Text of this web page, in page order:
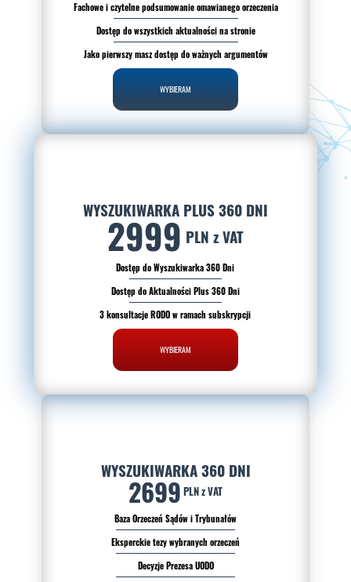
Fachowe i czytelne podsumowanie omawianego orzeczenia
Dostęp do wszystkich aktualności na stronie
Jako pierwszy masz dostęp do ważnych argumentów
WYBIERAM
WYSZUKIWARKA PLUS 360 DNI
2999 PLN z VAT
Dostęp do Wyszukiwarka 360 Dni
Dostęp do Aktualności Plus 360 Dni
3 konsultacje RODO w ramach subskrypcji
WYBIERAM
WYSZUKIWARKA 360 DNI
2699 PLN z VAT
Baza Orzeczeń Sądów i Trybunałów
Eksperckie tezy wybranych orzeczeń
Decyzje Prezesa UODO